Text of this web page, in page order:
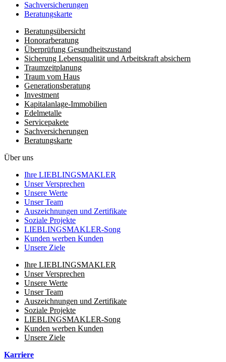
Sachversicherungen
Beratungskarte
Beratungsübersicht
Honorar­beratung
Überprüfung Gesundheits­zustand
Sicherung Lebensqualität und Arbeitskraft absichern
Traumzeit­planung
Traum vom Haus
Generationsberatung
Investment
Kapitalanlage-Immobilien
Edelmetalle
Servicepakete
Sachversicherungen
Beratungskarte
Über uns
Ihre LIEBLINGSMAKLER
Unser Versprechen
Unsere Werte
Unser Team
Auszeichnungen und Zertifikate
Soziale Projekte
LIEBLINGSMAKLER-Song
Kunden werben Kunden
Unsere Ziele
Ihre LIEBLINGSMAKLER
Unser Versprechen
Unsere Werte
Unser Team
Auszeichnungen und Zertifikate
Soziale Projekte
LIEBLINGSMAKLER-Song
Kunden werben Kunden
Unsere Ziele
Karriere